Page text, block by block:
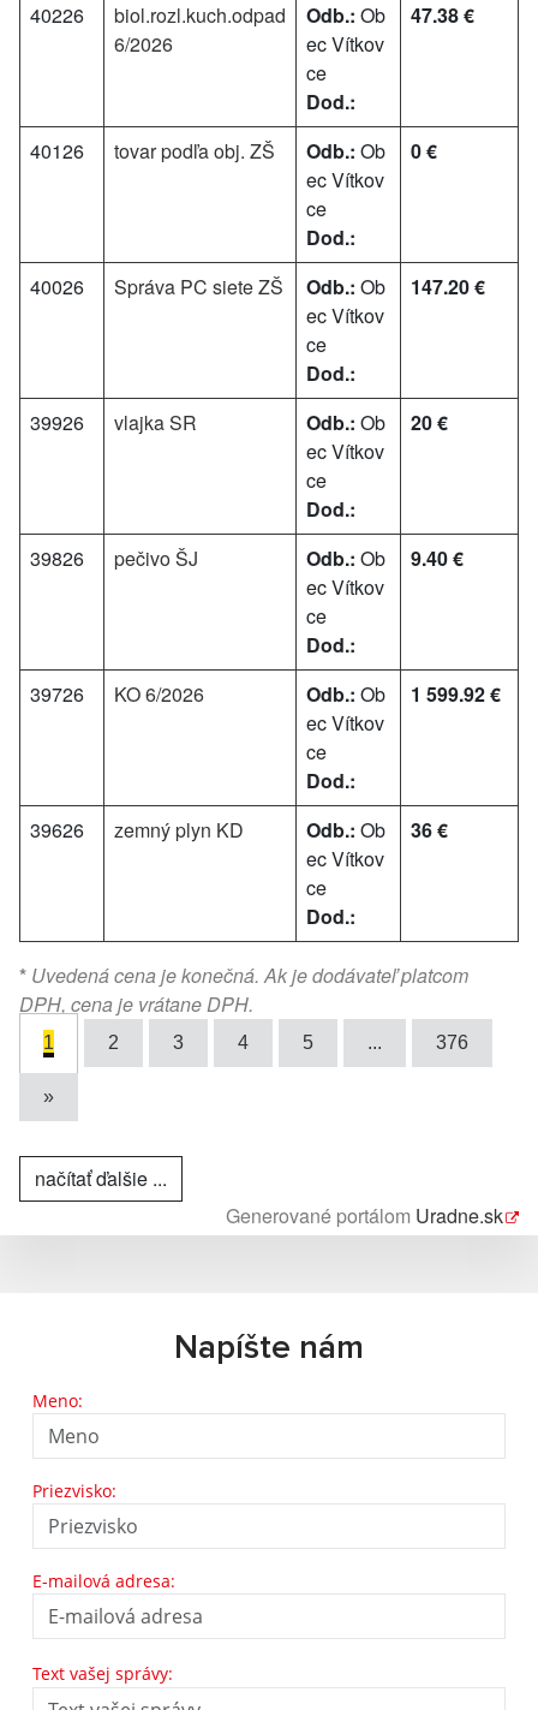
40226
biol.rozl.kuch.odpad
6/2026
Odb.: Ob
ec Vítkov
ce
Dod.:
47.38 €
40126 tovar podľa obj. ZŠ Odb.: Ob
ec Vítkov
ce
Dod.:
0 €
40026 Správa PC siete ZŠ Odb.: Ob
ec Vítkov
ce
Dod.:
147.20 €
39926 vlajka SR Odb.: Ob
ec Vítkov
ce
Dod.:
20 €
39826 pečivo ŠJ Odb.: Ob
ec Vítkov
ce
Dod.:
9.40 €
39726 KO 6/2026 Odb.: Ob
ec Vítkov
ce
Dod.:
1 599.92 €
39626 zemný plyn KD Odb.: Ob
ec Vítkov
ce
Dod.:
36 €
* Uvedená cena je konečná. Ak je dodávateľ platcom
DPH, cena je vrátane DPH.
1 2 3 4 5 ... 376
»
načítať ďalšie ...
Generované portálom Uradne.sk
Napíšte nám
Meno:
Priezvisko:
E-mailová adresa:
Text vašej správy: